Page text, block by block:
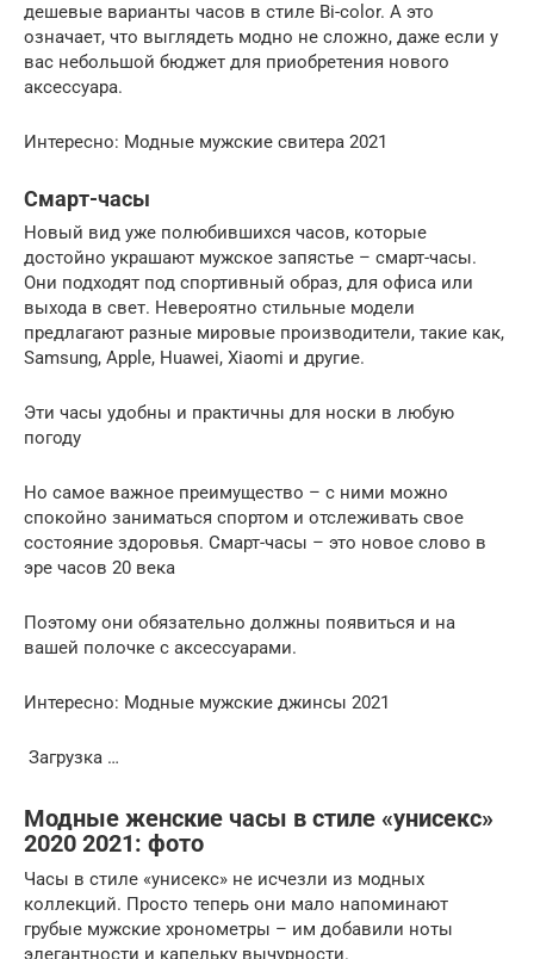
дешевые варианты часов в стиле Bi-color. А это
означает, что выглядеть модно не сложно, даже если у
вас небольшой бюджет для приобретения нового
аксессуара.
Интересно: Модные мужские свитера 2021
Смарт-часы
Новый вид уже полюбившихся часов, которые
достойно украшают мужское запястье – смарт-часы.
Они подходят под спортивный образ, для офиса или
выхода в свет. Невероятно стильные модели
предлагают разные мировые производители, такие как,
Samsung, Apple, Huawei, Xiaomi и другие.
Эти часы удобны и практичны для носки в любую
погоду
Но самое важное преимущество – с ними можно
спокойно заниматься спортом и отслеживать свое
состояние здоровья. Смарт-часы – это новое слово в
эре часов 20 века
Поэтому они обязательно должны появиться и на
вашей полочке с аксессуарами.
Интересно: Модные мужские джинсы 2021
Загрузка …
Модные женские часы в стиле «унисекс»
2020 2021: фото
Часы в стиле «унисекс» не исчезли из модных
коллекций. Просто теперь они мало напоминают
грубые мужские хронометры – им добавили ноты
элегантности и капельку вычурности.